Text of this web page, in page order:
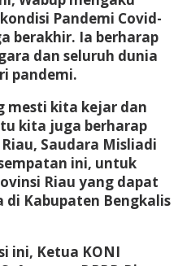
Pandemi Covid-
berakhir. Ia berharap
dan seluruh dunia
pandemi.
mesti kita kejar dan
kita juga berharap
Saudara Misliadi
ini, untuk
Riau yang dapat
di Kabupaten Bengkalis
ini, Ketua KONI